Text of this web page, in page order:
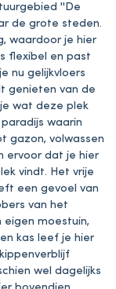
''De
de grote steden.
waardoor je hier
flexibel en past
nu gelijkvloers
genieten van de
wat deze plek
waarin
gazon, volwassen
ervoor dat je hier
vindt. Het vrije
een gevoel van
van het
moestuin,
kas leef je hier
wel dagelijks